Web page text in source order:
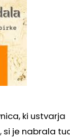
ki ustvarja
si je nabrala